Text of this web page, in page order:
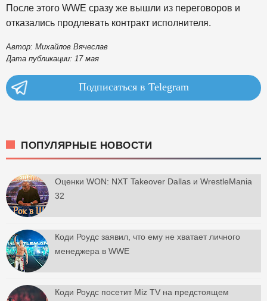
После этого WWE сразу же вышли из переговоров и
отказались продлевать контракт исполнителя.
Автор: Михайлов Вячеслав
Дата публикации: 17 мая
Подписаться в Telegram
ПОПУЛЯРНЫЕ НОВОСТИ
Оценки WON: NXT Takeover Dallas и WrestleMania
32
Коди Роудс заявил, что ему не хватает личного
менеджера в WWE
Коди Роудс посетит Miz TV на предстоящем